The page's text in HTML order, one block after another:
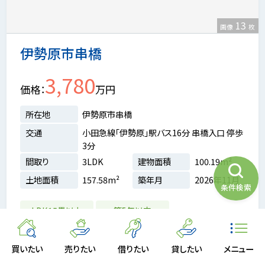
買いたい 売りたい 借りたい 貸したい メニュー
伊勢原市串橋
画像 13 枚
価格 3,780万円
所在地
伊勢原市串橋
交通
小田急線「伊勢原」駅バス16分 串橋入口 停歩
3分
間取り
3LDK 建物面積
100.19m²
土地面積
157.58m² 築年月 2026年11月
LDK15畳以上 築5年以内
条件検索